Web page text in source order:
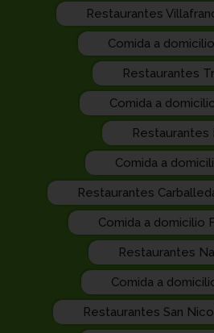
Restaurantes
Comida a
Restaurantes
Comida a
Restaurantes
Comida a
Restaurantes
Comida a domicilio
Restaurantes
Comida a
Restaurantes San